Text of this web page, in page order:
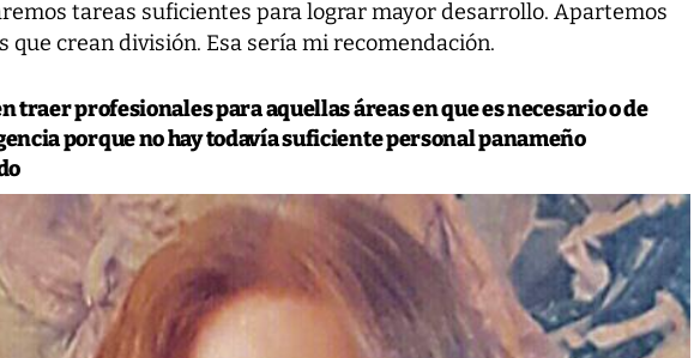
tareas suficientes para lograr mayor desarrollo. Apartemos
que crean división. Esa sería mi recomendación.
traer profesionales para aquellas áreas en que es necesario o de
porque no hay todavía suficiente personal panameño